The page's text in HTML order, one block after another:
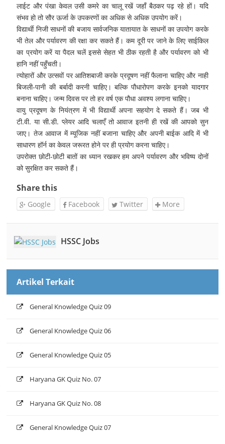
लाईट और पंखा केवल उसी कमरे का चालू रखें जहाँ बैठकर पढ़ रहे हों। यदि
संभव हो तो सौर ऊर्जा के उपकरणों का अधिक से अधिक उपयोग करें।
विद्यार्थी निजी साधनों की बजाय सार्वजनिक यातायात के साधनों का उपयोग करके
भी तेल और पर्यावरण की रक्षा कर सकते हैं। कम दूरी पर जाने के लिए साईकिल
का प्रयोग करें या पैदल चलें इससे सेहत भी ठीक रहती है और पर्यावरण को भी
हानि नहीं पहुँचती।
त्योहारों और उत्सवों पर आतिशबाजी करके प्रदूषण नहीं फैलाना चाहिए और नाही
बिजली-पानी की बर्बादी करनी चाहिए। बल्कि पौधारोपण करके इनको यादगार
बनाना चाहिए। जन्म दिवस पर तो हर वर्ष एक पौधा अवश्य लगाना चाहिए।
वायु प्रदूषण के नियंत्रण में भी विद्यार्थी अपना सहयोग दे सकते हैं। जब भी
टी.वी. या सी.डी. प्लेयर आदि चलाएँ तो आवाज इतनी ही रखें की आपको सुन
जाए। तेज आवाज में म्यूजिक नहीं बजाना चाहिए और अपनी बाईक आदि में भी
साधारण हॉर्न का केवल जरूरत होने पर ही प्रयोग करना चाहिए।
उपरोक्त छोटी-छोटी बातों का ध्यान रखकर हम अपने पर्यावरण और भविष्य दोनों
को सुरक्षित कर सकते हैं।
Share this
Google Facebook Twitter More
HSSC Jobs
Artikel Terkait
General Knowledge Quiz 09
General Knowledge Quiz 06
General Knowledge Quiz 05
Haryana GK Quiz No. 07
Haryana GK Quiz No. 08
General Knowledge Quiz 07